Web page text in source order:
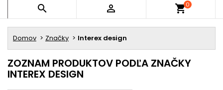
  shopping_cart0
Domov Značky Interex design
ZOZNAM PRODUKTOV PODĽA ZNAČKY
INTEREX DESIGN